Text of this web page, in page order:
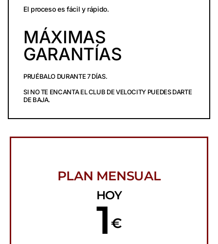
El proceso es fácil y rápido.
MÁXIMAS
GARANTÍAS
PRUÉBALO DURANTE 7 DÍAS.
SI NO TE ENCANTA EL CLUB DE VELOCITY PUEDES DARTE
DE BAJA.
PLAN MENSUAL
HOY
1 €